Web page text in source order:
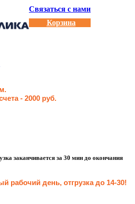
Связаться с нами
Корзина
- 2000 руб.
заканчивается за 30 мин до окончания
рабочий день, отгрузка до 14-30!